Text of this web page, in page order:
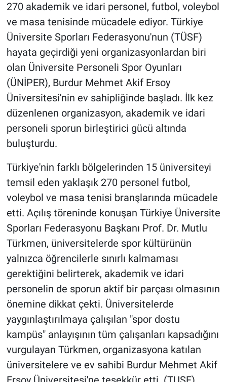
270 akademik ve idari personel, futbol, voleybol
ve masa tenisinde mücadele ediyor. Türkiye
Üniversite Sporları Federasyonu'nun (TÜSF)
hayata geçirdiği yeni organizasyonlardan biri
olan Üniversite Personeli Spor Oyunları
(ÜNİPER), Burdur Mehmet Akif Ersoy
Üniversitesi'nin ev sahipliğinde başladı. İlk kez
düzenlenen organizasyon, akademik ve idari
personeli sporun birleştirici gücü altında
buluşturdu.
Türkiye'nin farklı bölgelerinden 15 üniversiteyi
temsil eden yaklaşık 270 personel futbol,
voleybol ve masa tenisi branşlarında mücadele
etti. Açılış töreninde konuşan Türkiye Üniversite
Sporları Federasyonu Başkanı Prof. Dr. Mutlu
Türkmen, üniversitelerde spor kültürünün
yalnızca öğrencilerle sınırlı kalmaması
gerektiğini belirterek, akademik ve idari
personelin de sporun aktif bir parçası olmasının
önemine dikkat çekti. Üniversitelerde
yaygınlaştırılmaya çalışılan "spor dostu
kampüs" anlayışının tüm çalışanları kapsadığını
vurgulayan Türkmen, organizasyona katılan
üniversitelere ve ev sahibi Burdur Mehmet Akif